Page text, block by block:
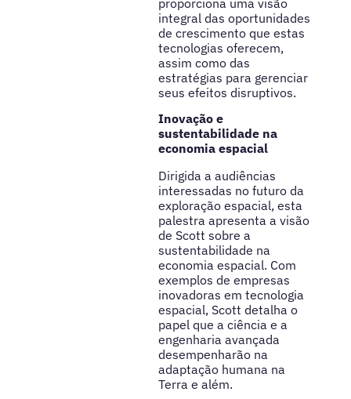
integral das oportunidades
de crescimento que estas
tecnologias oferecem,
assim como das
estratégias para gerenciar
seus efeitos disruptivos.
Inovação e
sustentabilidade na
economia espacial
Dirigida a audiências
interessadas no futuro da
exploração espacial, esta
palestra apresenta a visão
de Scott sobre a
sustentabilidade na
economia espacial. Com
exemplos de empresas
inovadoras em tecnologia
espacial, Scott detalha o
papel que a ciência e a
engenharia avançada
desempenharão na
adaptação humana na
Terra e além.